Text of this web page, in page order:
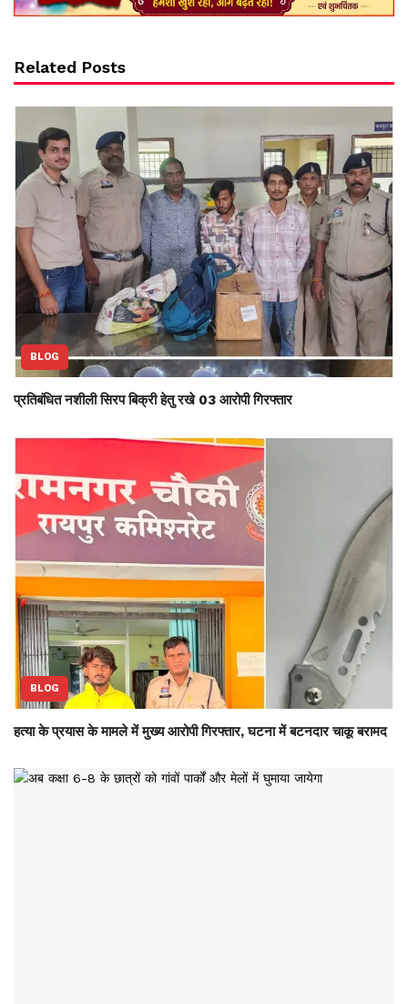
Related Posts
BLOG
प्रतिबंधित नशीली सिरप बिक्री हेतु रखे 03 आरोपी गिरफ्तार
BLOG
हत्या के प्रयास के मामले में मुख्य आरोपी गिरफ्तार, घटना में बटनदार चाकू बरामद